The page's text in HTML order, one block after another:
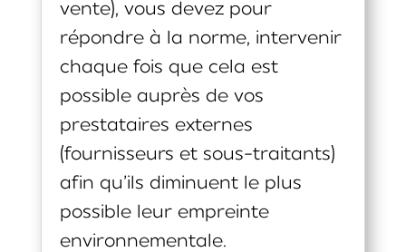
vente), vous devez pour
répondre à la norme, intervenir
chaque fois que cela est
possible auprès de vos
prestataires externes
(fournisseurs et sous-traitants)
afin qu’ils diminuent le plus
possible leur empreinte
environnementale.